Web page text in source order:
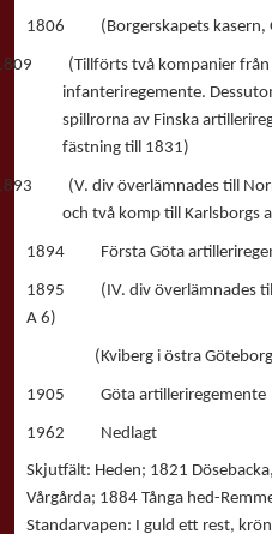
1806 (Borgerskapets kasern,
(Tillförts två kompanier från
infanteriregemente.
spillrorna av Finska
fästning till 1831)
(V. div överlämnades till
och två komp till Karlsborgs
1894 Första Göta
1895 (IV. div överlämnades till
A 6)
(Kviberg i östra
1905 Göta artilleriregemente
1962 Nedlagt
Skjutfält: Heden; 1821
Vårgårda; 1884 Tånga hed-
Standarvapen: I guld ett rest,